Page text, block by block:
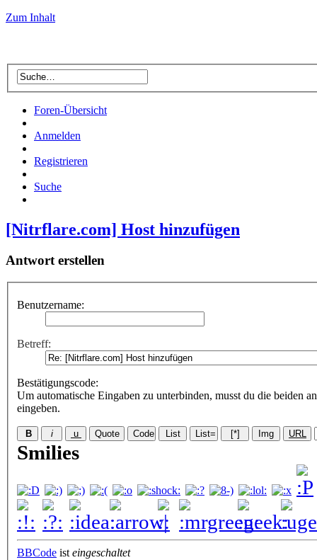
Zum Inhalt
Foren-Übersicht
Anmelden
Registrieren
Suche
[Nitrflare.com] Host hinzufügen
Antwort erstellen
Benutzername:
Betreff:
Bestätigungscode:
Um automatische Eingaben zu unterbinden, musst du die beiden
eingeben.
Smilies
BBCode ist eingeschaltet